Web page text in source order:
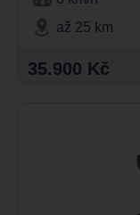
až 25 km
35.900 Kč